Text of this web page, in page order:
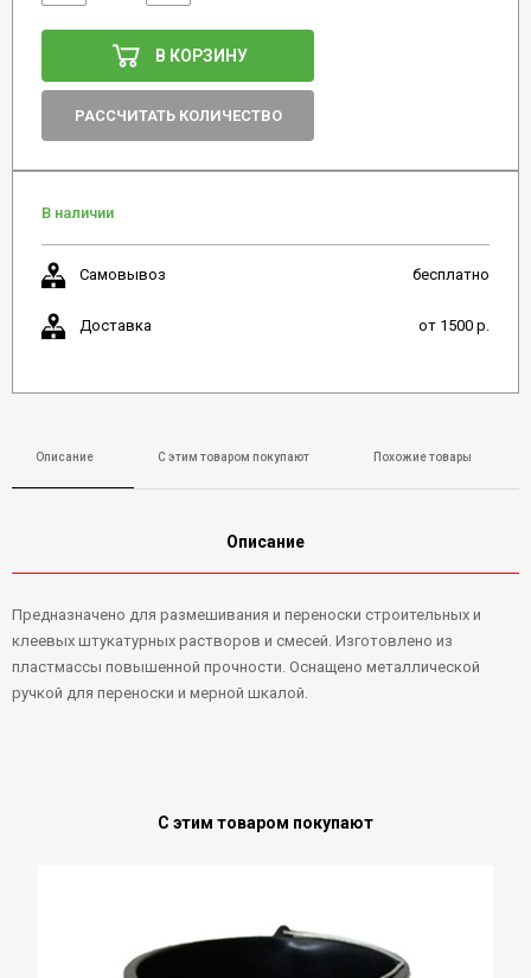
В КОРЗИНУ
РАССЧИТАТЬ КОЛИЧЕСТВО
В наличии
Самовывоз бесплатно
Доставка от 1500 р.
Описание С этим товаром покупают Похожие товары
Описание
Предназначено для размешивания и переноски строительных и
клеевых штукатурных растворов и смесей. Изготовлено из
пластмассы повышенной прочности. Оснащено металлической
ручкой для переноски и мерной шкалой.
С этим товаром покупают